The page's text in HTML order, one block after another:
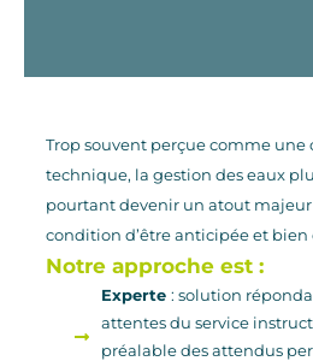
Trop souvent perçue comme une
technique, la gestion des eaux
pourtant devenir un atout
condition d’être anticipée et bien
Notre approche est :
Experte : solution
attentes du service
préalable des attendus